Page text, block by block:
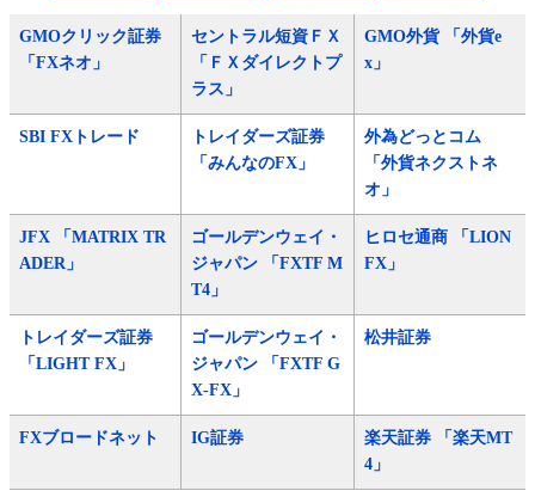
GMOクリック証券
「FXネオ」
セントラル短資ＦＸ
「ＦＸダイレクトプ
ラス」
GMO外貨 「外貨e
x」
SBI FXトレード
トレイダーズ証券
「みんなのFX」
外為どっとコム
「外貨ネクストネ
オ」
JFX 「MATRIX TR
ADER」
ゴールデンウェイ・
ジャパン 「FXTF M
T4」
ヒロセ通商 「LION
FX」
トレイダーズ証券
「LIGHT FX」
ゴールデンウェイ・
ジャパン 「FXTF G
X-FX」
松井証券
FXブロードネット IG証券
楽天証券 「楽天MT
4」